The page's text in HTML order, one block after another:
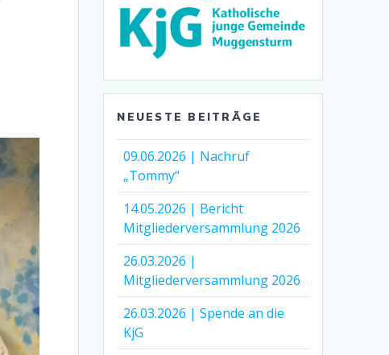
NEUESTE BEITRÄGE
09.06.2026 | Nachruf
„Tommy“
14.05.2026 | Bericht
Mitgliederversammlung 2026
26.03.2026 |
Mitgliederversammlung 2026
26.03.2026 | Spende an die
KjG